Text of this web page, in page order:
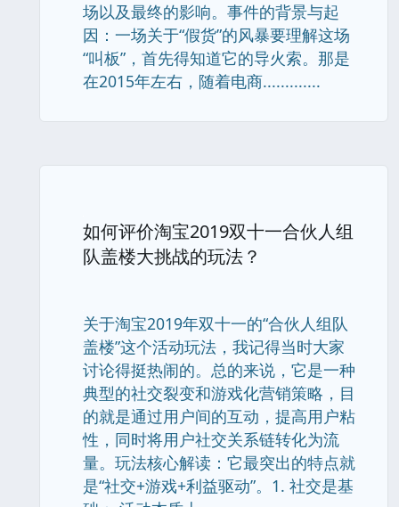
场以及最终的影响。事件的背景与起
因：一场关于“假货”的风暴要理解这场
“叫板”，首先得知道它的导火索。那是
在2015年左右，随着电商.............
如何评价淘宝2019双十一合伙人组
队盖楼大挑战的玩法？
关于淘宝2019年双十一的“合伙人组队
盖楼”这个活动玩法，我记得当时大家
讨论得挺热闹的。总的来说，它是一种
典型的社交裂变和游戏化营销策略，目
的就是通过用户间的互动，提高用户粘
性，同时将用户社交关系链转化为流
量。玩法核心解读：它最突出的特点就
是“社交+游戏+利益驱动”。1. 社交是基